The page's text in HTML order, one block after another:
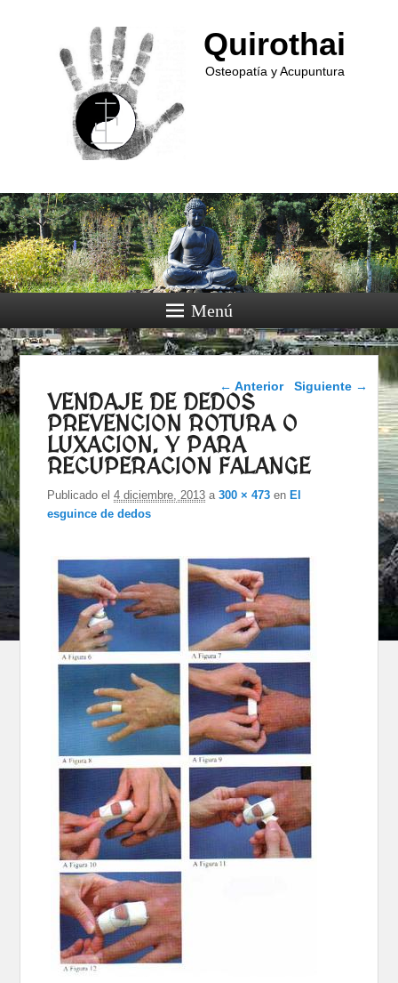
Quirothai
Osteopatía y Acupuntura
Menú
Navegador de imágenes
← Anterior Siguiente →
VENDAJE DE DEDOS
PREVENCION ROTURA O
LUXACION. Y PARA
RECUPERACION FALANGE
Publicado el 4 diciembre, 2013 a300 × 473 enEl
esguince de dedos